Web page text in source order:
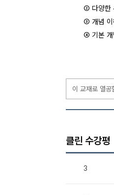
② 다양한
③ 개념 이
④ 기본 개
이 교재로 열
클린 수강평
3